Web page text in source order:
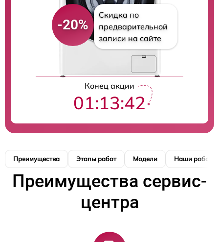
-20%
Скидка по
предварительной
записи на сайте
Конец акции
01:13:41
Преимущества Этапы работ Модели Наши работы
Преимущества сервис-
центра